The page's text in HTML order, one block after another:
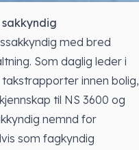
med bred
Som daglig leder i
innen bolig,
til NS 3600 og
nemnd for
som fagkyndig